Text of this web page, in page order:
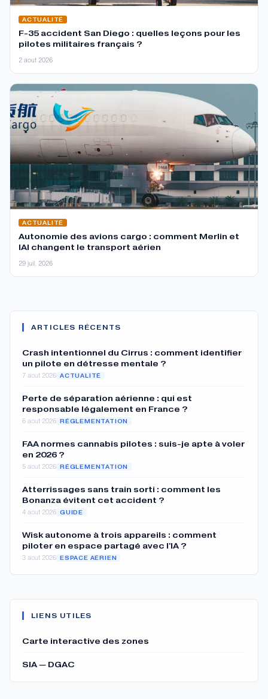
ACTUALITÉ
F-35 accident San Diego : quelles leçons pour les
pilotes militaires français ?
2 aout 2026
ACTUALITÉ
Autonomie des avions cargo : comment Merlin et
IAI changent le transport aérien
29 juil. 2026
ARTICLES RÉCENTS
Crash intentionnel du Cirrus : comment identifier
un pilote en détresse mentale ?
7 aout 2026 ACTUALITÉ
Perte de séparation aérienne : qui est
responsable légalement en France ?
6 aout 2026 RÉGLEMENTATION
FAA normes cannabis pilotes : suis-je apte à voler
en 2026 ?
5 aout 2026 RÉGLEMENTATION
Atterrissages sans train sorti : comment les
Bonanza évitent cet accident ?
4 aout 2026 GUIDE
Wisk autonome à trois appareils : comment
piloter en espace partagé avec l'IA ?
3 aout 2026 ESPACE AÉRIEN
LIENS UTILES
Carte interactive des zones
SIA — DGAC